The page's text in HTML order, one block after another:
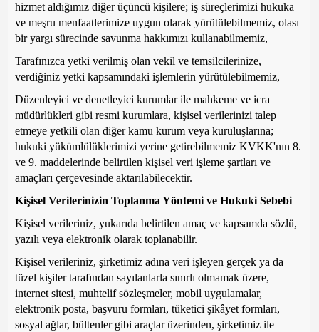
hizmet aldığımız diğer üçüncü kişilere; iş süreçlerimizi hukuka
ve meşru menfaatlerimize uygun olarak yürütülebilmemiz, olası
bir yargı sürecinde savunma hakkımızı kullanabilmemiz,
Tarafınızca yetki verilmiş olan vekil ve temsilcilerinize,
verdiğiniz yetki kapsamındaki işlemlerin yürütülebilmemiz,
Düzenleyici ve denetleyici kurumlar ile mahkeme ve icra
müdürlükleri gibi resmi kurumlara, kişisel verilerinizi talep
etmeye yetkili olan diğer kamu kurum veya kuruluşlarına;
hukuki yükümlülüklerimizi yerine getirebilmemiz KVKK'nın 8.
ve 9. maddelerinde belirtilen kişisel veri işleme şartları ve
amaçları çerçevesinde aktarılabilecektir.
Kişisel Verilerinizin Toplanma Yöntemi ve Hukuki Sebebi
Kişisel verileriniz, yukarıda belirtilen amaç ve kapsamda sözlü,
yazılı veya elektronik olarak toplanabilir.
Kişisel verileriniz, şirketimiz adına veri işleyen gerçek ya da
tüzel kişiler tarafından sayılanlarla sınırlı olmamak üzere,
internet sitesi, muhtelif sözleşmeler, mobil uygulamalar,
elektronik posta, başvuru formları, tüketici şikâyet formları,
sosyal ağlar, bültenler gibi araçlar üzerinden, şirketimiz ile